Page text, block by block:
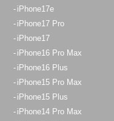
iPhone17e
iPhone17 Pro
iPhone17
iPhone16 Pro Max
iPhone16 Plus
iPhone15 Pro Max
iPhone15 Plus
iPhone14 Pro Max